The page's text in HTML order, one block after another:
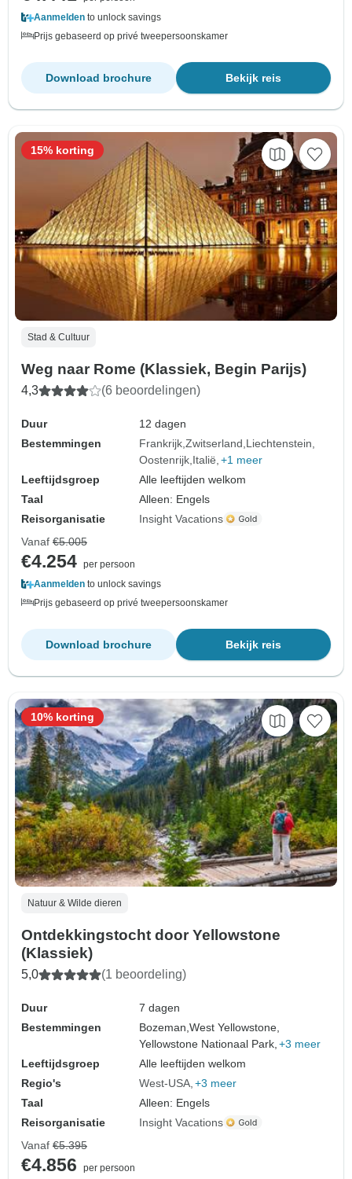
Aanmelden to unlock savings
Prijs gebaseerd op privé tweepersoonskamer
Bekijk reis
Download brochure
Stad & Cultuur
Weg naar Rome (Klassiek, Begin Parijs)
4,3 (6 beoordelingen)
Duur
12 dagen
Bestemmingen
Frankrijk Zwitserland Liechtenstein
Oostenrijk Italië +1 meer
Leeftijdsgroep
Alle leeftijden welkom
Taal
Alleen: Engels
Reisorganisatie
Insight Vacations
15% korting
Vanaf €5.005
€4.254 per persoon
Aanmelden to unlock savings
Prijs gebaseerd op privé tweepersoonskamer
Bekijk reis
Download brochure
Natuur & Wilde dieren
Ontdekkingstocht door Yellowstone
(Klassiek)
5,0 (1 beoordeling)
Duur
7 dagen
Bestemmingen
Bozeman,West Yellowstone,
Yellowstone Nationaal Park, +3 meer
Leeftijdsgroep
Alle leeftijden welkom
Regio's
West-USA +3 meer
Taal
Alleen: Engels
Reisorganisatie
Insight Vacations
10% korting
Vanaf €5.395
€4.856
per persoon